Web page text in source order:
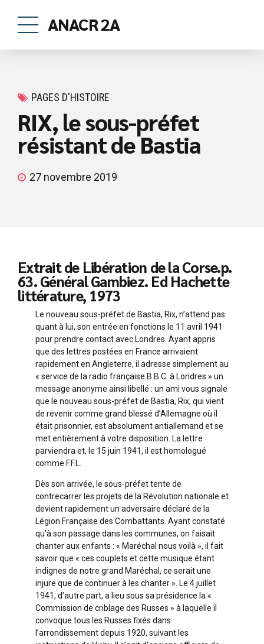
ANACR 2A
PAGES D'HISTOIRE
RIX, le sous-préfet
résistant de Bastia
27 novembre 2019
Extrait de Libération de la Corse.p.
63. Général Gambiez. Ed Hachette
littérature, 1973
Le nouveau sous-préfet de Bastia, Rix, n’attend pas
quant à lui, son entrée en fonctions le 11 avril 1941
pour prendre contact avec Londres. Ayant appris
que des lettres postées en France arrivaient
rapidement en Angleterre, il adresse simplement au
« service de la radio française B.B.C. à Londres » un
message anonyme ainsi libellé : un ami vous signale
que le nouveau sous-préfet de Bastia, Rix, qui vient
de revenir comme grand blessé d’Allemagne où il
était prisonnier, est absolument antiallemand et se
met entièrement à votre disposition. La lettre
parviendra et, le 15 juin 1941, il est homologué
comme F.F.L.
Dès son arrivée, le sous-préfet tente de
contrecarrer les projets de la Révolution nationale et
devient rapidement un adversaire déclaré de la
Légion Française des Combattants. Ayant constaté
qu’à son passage dans les communes, on faisait
chanter aux enfants : « Maréchal nous voilà », il fait
savoir que « ces couplets et cette musique étant
indignes de notre grand Maréchal, ce serait une
injure que de continuer à les chanter ». Le 4 juillet
1941, d’autre part, a lieu sous sa présidence la «
Commission de criblage des Russes » à laquelle il
convoque tous les Russes fixés dans
l’arrondissement depuis 1920, suivant les